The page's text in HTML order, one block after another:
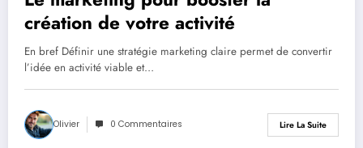
création de votre activité
En bref Définir une stratégie marketing claire permet de convertir
l’idée en activité viable et…
Olivier 0 Commentaires Lire La Suite